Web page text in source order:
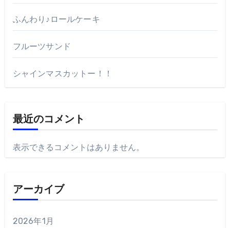
ふんわり♪ロールケーキ
フルーツサンド
シャインマスカットー！！
最近のコメント
表示できるコメントはありません。
アーカイブ
2026年1月